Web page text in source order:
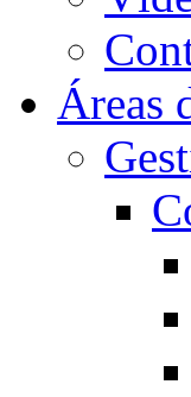
Áreas